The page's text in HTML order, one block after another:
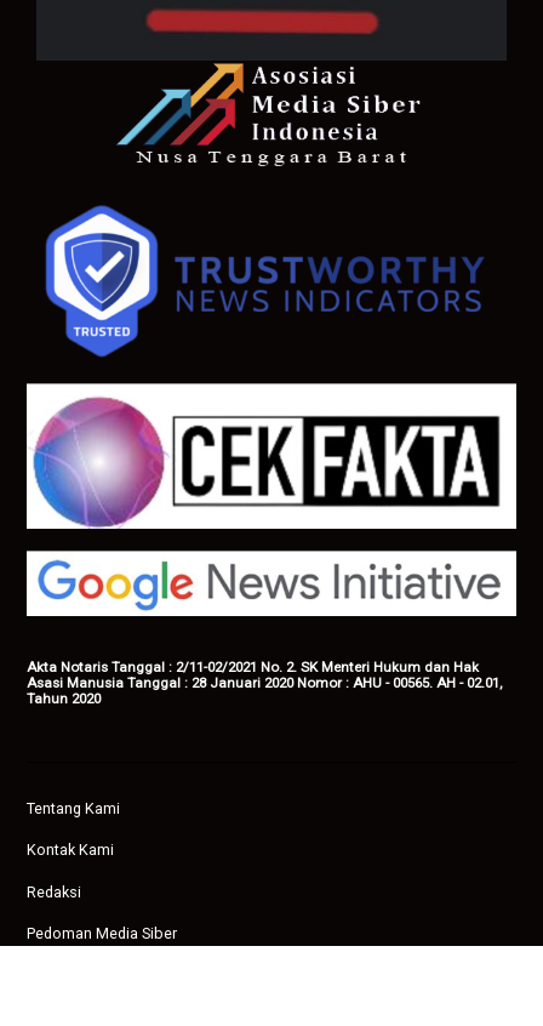
Akta Notaris Tanggal : 2/11-02/2021 No. 2. SK Menteri Hukum dan Hak
Asasi Manusia Tanggal : 28 Januari 2020 Nomor : AHU - 00565. AH - 02.01,
Tahun 2020
Tentang Kami
Kontak Kami
Redaksi
Pedoman Media Siber